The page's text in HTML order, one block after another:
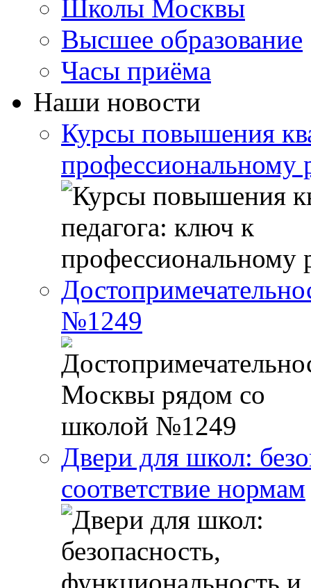
Школы Москвы
Высшее образование
Часы приёма
Наши новости
Курсы повышения
профессиональному
№1249
Двери для школ:
соответствие нормам